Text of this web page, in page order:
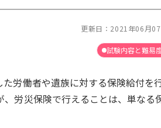
更新日： 2021年06月
試験内容と難易
労働者や遺族に対する保険給付を
労災保険で行えることは、単なる